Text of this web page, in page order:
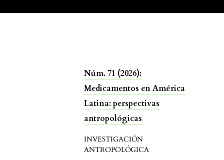
Núm. 71 (2026):
Medicamentos en América
Latina: perspectivas
antropológicas
INVESTIGACIÓN
ANTROPOLÓGICA